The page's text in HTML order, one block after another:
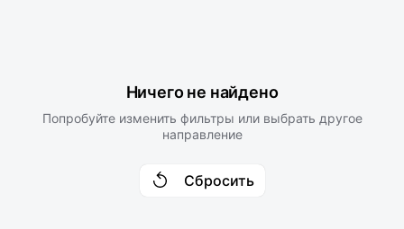
Ничего не найдено
Попробуйте изменить фильтры или выбрать другое
направление
Сбросить